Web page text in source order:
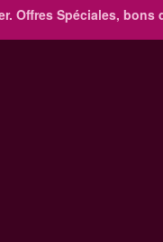
Offres Spéciales, bons